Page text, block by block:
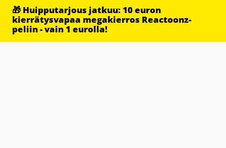
🎁 Huipputarjous jatkuu: 10 euron
kierrätysvapaa megakierros Reactoonz-
peliin - vain 1 eurolla!